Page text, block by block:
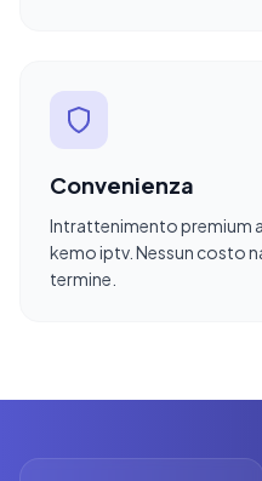
Convenienza
Intrattenimento premium
kemo iptv. Nessun costo
termine.